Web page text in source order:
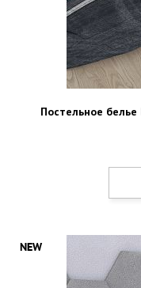
Постельное белье